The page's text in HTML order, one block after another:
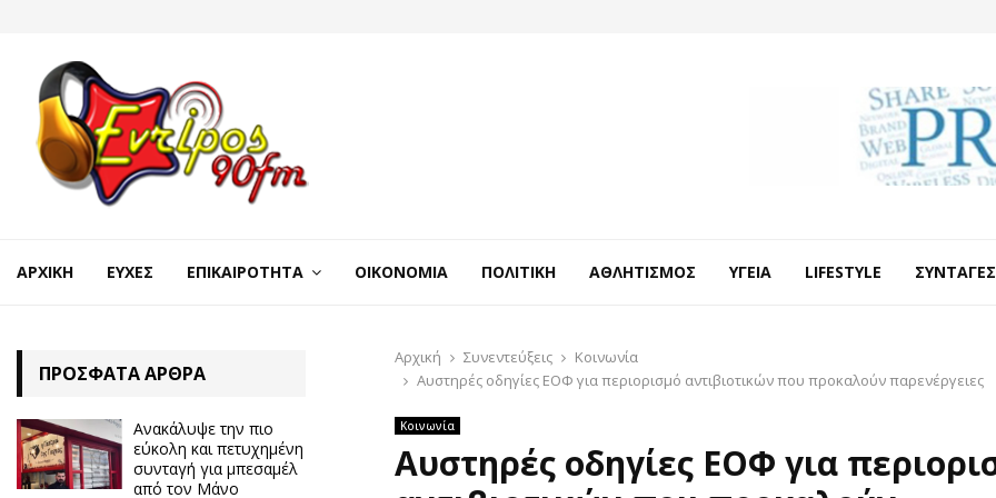
ΑΡΧΙΚΉ ΕΥΧΈΣ ΕΠΙΚΑΙΡΌΤΗΤΑ ΟΙΚΟΝΟΜΊΑ ΠΟΛΙΤΙΚΉ ΑΘΛΗΤΙΣΜΌΣ ΥΓΕΊΑ LIFESTYLE ΣΥΝΤΑΓΈΣ
Αρχική Συνεντεύξεις
Κοινωνία
Αυστηρές οδηγίες ΕΟΦ για περιορισμό αντιβιοτικών που προκαλούν παρενέργειες
Κοινωνία
Αυστηρές οδηγίες ΕΟΦ για
ΠΡΌΣΦΑΤΑ ΆΡΘΡΑ
Ανακάλυψε την πιο
εύκολη και πετυχημένη
συνταγή για μπεσαμέλ
από τον Μάνο